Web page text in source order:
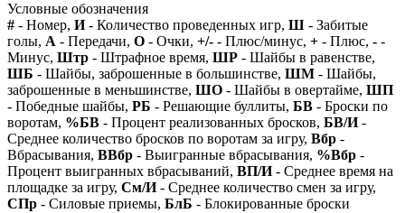
Условные обозначения
# - Номер, И- Количество проведенных игр, Ш - Забитые
голы, А - Передачи, О - Очки, +/- - Плюс/минус, + - Плюс, - -
Минус, Штр - Штрафное время, ШР - Шайбы в равенстве,
ШБ - Шайбы, заброшенные в большинстве, ШМ - Шайбы,
заброшенные в меньшинстве, ШО - Шайбы в овертайме, ШП
- Победные шайбы, РБ - Решающие буллиты, БВ - Броски по
воротам, %БВ - Процент реализованных бросков, БВ/И-
Среднее количество бросков по воротам за игру, Вбр -
Вбрасывания, ВВбр - Выигранные вбрасывания, %Вбр -
Процент выигранных вбрасываний, ВП/И- Среднее время на
площадке за игру, См/И- Среднее количество смен за игру,
СПр - Силовые приемы, БлБ - Блокированные броски